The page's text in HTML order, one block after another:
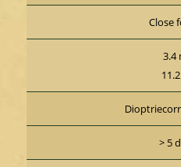
Close
3.4
> 5